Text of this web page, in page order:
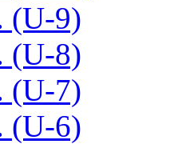
(U-9)
(U-8)
(U-7)
(U-6)